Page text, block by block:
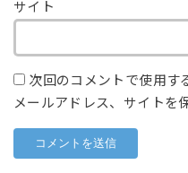
サイト
次回のコメントで使用す
メールアドレス、サイトを